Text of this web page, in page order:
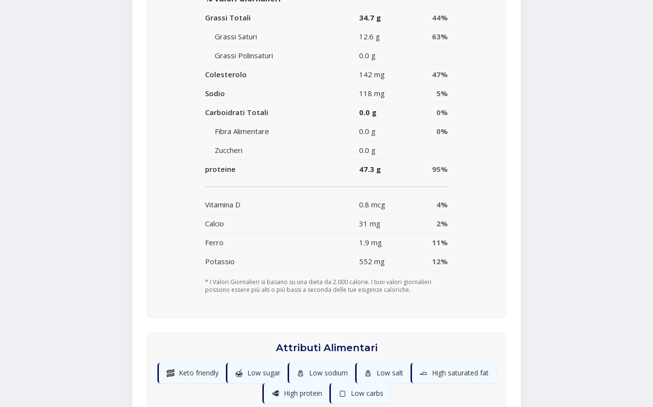
Grassi Totali 34.7 g
44%
Grassi Saturi
12.6 g
63%
Grassi Polinsaturi
0.0 g
Colesterolo
142 mg
47%
Sodio
118 mg
5%
Carboidrati Totali
0.0 g
0%
Fibra Alimentare
0.0 g
0%
Zuccheri
0.0 g
proteine
47.3 g 95%
Vitamina D 0.8 mcg
4%
Calcio
31 mg
2%
Ferro
1.9 mg
11%
Potassio
552 mg 12%
* I Valori Giornalieri si basano su una dieta da 2.000 calorie. I tuoi valori giornalieri
possono essere più alti o più bassi a seconda delle tue esigenze caloriche.
Attributi Alimentari
🥓 Keto friendly 🍯 Low sugar 🧂 Low sodium 🧂 Low salt 🧈 High saturated fat
🥩 High protein 🍞 Low carbs